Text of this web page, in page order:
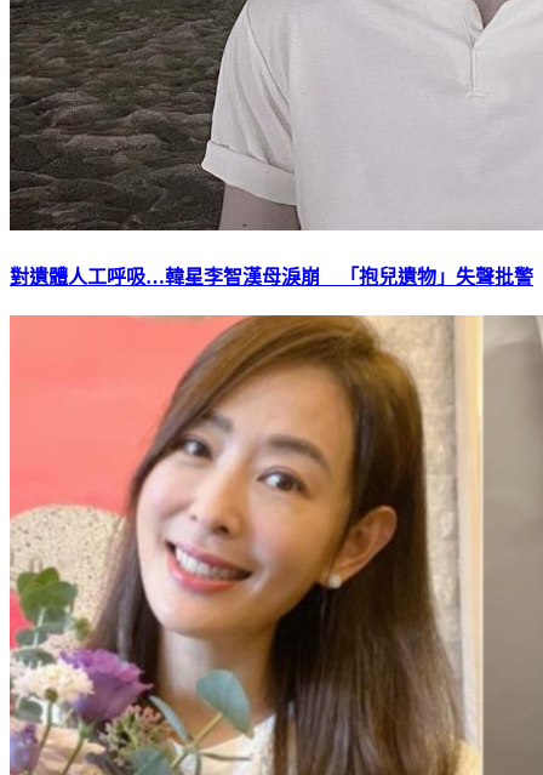
對遺體人工呼吸…韓星李智漢母淚崩 「抱兒遺物」失聲批警